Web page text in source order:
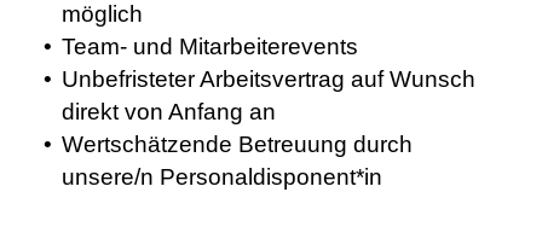
möglich
Team- und Mitarbeiterevents
Unbefristeter Arbeitsvertrag auf Wunsch
direkt von Anfang an
Wertschätzende Betreuung durch
unsere/n Personaldisponent*in